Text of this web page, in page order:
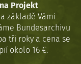
Projekt
základě Vámi
Bundesarchivu
tři roky a cena se
okolo 16 €.